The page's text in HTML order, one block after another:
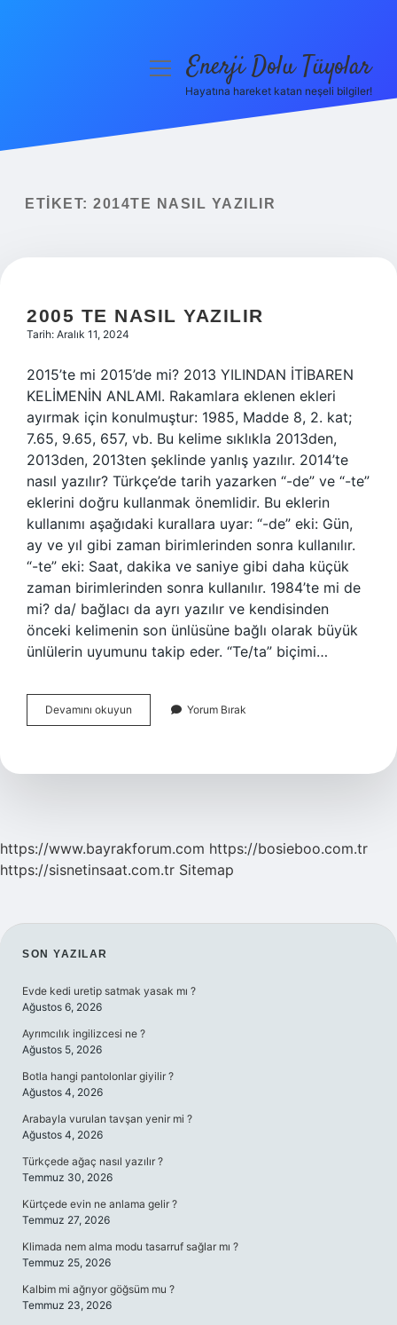
Yasal Uyarı
menüyüEnerji Dolu Tüyolar
Hayatına hareket katan neşeli bilgiler!
ETIKET: 2014TE NASIL YAZILIR
2005 TE NASIL YAZILIR
Tarih: Aralık 11, 2024
2015’te mi 2015’de mi? 2013 YILINDAN İTİBAREN
KELİMENİN ANLAMI. Rakamlara eklenen ekleri
ayırmak için konulmuştur: 1985, Madde 8, 2. kat;
7.65, 9.65, 657, vb. Bu kelime sıklıkla 2013den,
2013den, 2013ten şeklinde yanlış yazılır. 2014’te
nasıl yazılır? Türkçe’de tarih yazarken “-de” ve “-te”
eklerini doğru kullanmak önemlidir. Bu eklerin
kullanımı aşağıdaki kurallara uyar: “-de” eki: Gün,
ay ve yıl gibi zaman birimlerinden sonra kullanılır.
“-te” eki: Saat, dakika ve saniye gibi daha küçük
zaman birimlerinden sonra kullanılır. 1984’te mi de
mi? da/ bağlacı da ayrı yazılır ve kendisinden
önceki kelimenin son ünlüsüne bağlı olarak büyük
ünlülerin uyumunu takip eder. “Te/ta” biçimi…
Devamını okuyun
Te
Yorum Bırak
https://www.bayrakforum.com https://bosieboo.com.tr
https://sisnetinsaat.com.tr Sitemap
SIDEBAR
SON YAZILAR
Evde kedi uretip satmak yasak mı ?
Ağustos 6, 2026
Ayrımcılık ingilizcesi ne ?
Ağustos 5, 2026
Botla hangi pantolonlar giyilir ?
Ağustos 4, 2026
Arabayla vurulan tavşan yenir mi ?
Ağustos 4, 2026
Türkçede ağaç nasıl yazılır ?
Temmuz 30, 2026
Kürtçede evin ne anlama gelir ?
Temmuz 27, 2026
Klimada nem alma modu tasarruf sağlar mı ?
Temmuz 25, 2026
Kalbim mi ağrıyor göğsüm mu ?
Temmuz 23, 2026